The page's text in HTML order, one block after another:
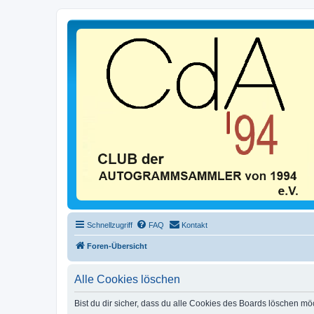
Schnellzugriff FAQ Kontakt
Foren-Übersicht
Alle Cookies löschen
Bist du dir sicher, dass du alle Cookies des Boards löschen